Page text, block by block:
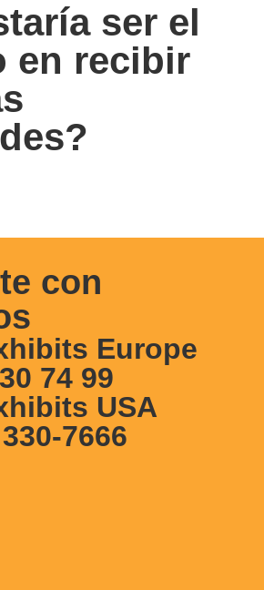
ser el
en recibir
con
Europe
74 99
USA
7666